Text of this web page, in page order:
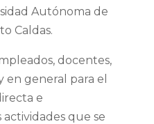
Autónoma de
Caldas.
docentes,
en general para el
e
que se